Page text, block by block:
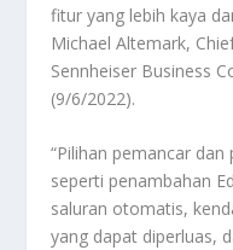
fitur yang lebih kaya
Michael Altemark,
Sennheiser Business
(9/6/2022).
“Pilihan pemancar
seperti penambahan
saluran otomatis,
yang dapat diperluas,